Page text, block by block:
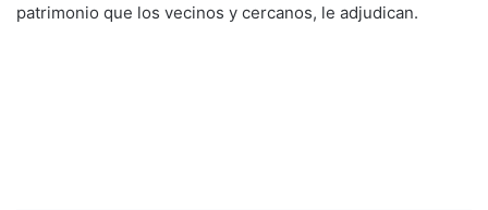
patrimonio que los vecinos y cercanos, le adjudican.